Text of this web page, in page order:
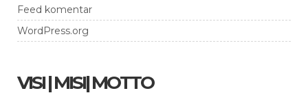
Feed komentar
WordPress.org
VISI | MISI| MOTTO